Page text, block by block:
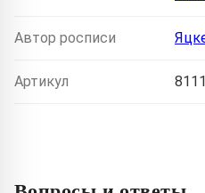
Автор росписи
Артикул